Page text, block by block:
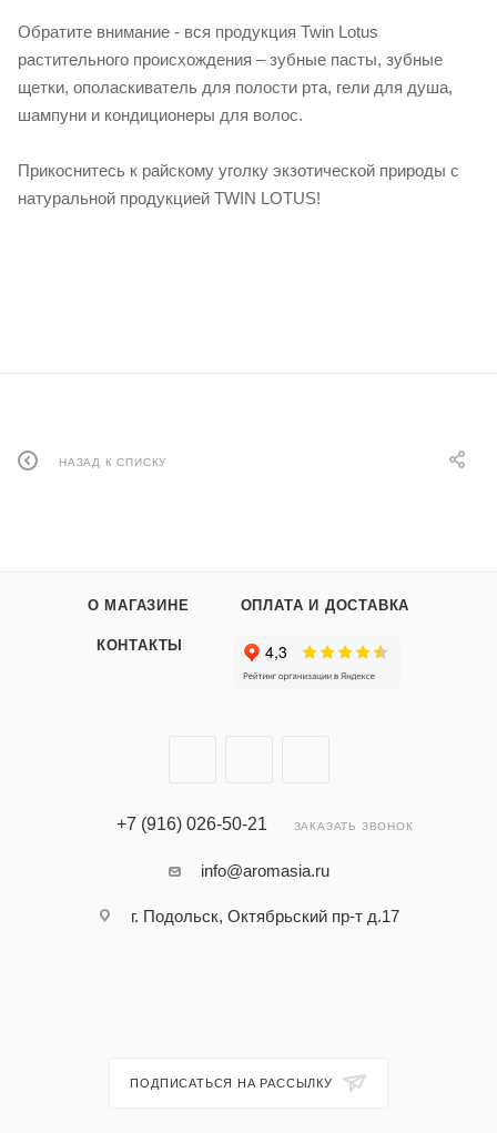
Обратите внимание - вся продукция Twin Lotus
растительного происхождения – зубные пасты, зубные
щетки, ополаскиватель для полости рта, гели для душа,
шампуни и кондиционеры для волос.
Прикоснитесь к райскому уголку экзотической природы с
натуральной продукцией TWIN LOTUS!
НАЗАД К СПИСКУ
О МАГАЗИНЕ ОПЛАТА И ДОСТАВКА
КОНТАКТЫ
+7 (916) 026-50-21 ЗАКАЗАТЬ ЗВОНОК
info@aromasia.ru
г. Подольск, Октябрьский пр-т д.17
ПОДПИСАТЬСЯ НА РАССЫЛКУ